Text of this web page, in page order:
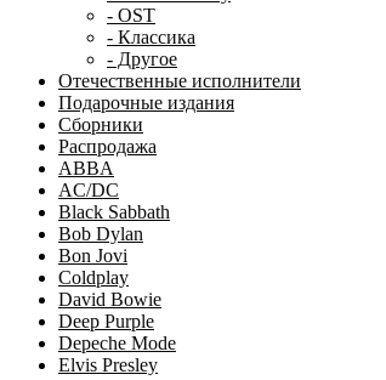
- OST
- Классика
- Другое
Отечественные исполнители
Подарочные издания
Сборники
Распродажа
ABBA
AC/DC
Black Sabbath
Bob Dylan
Bon Jovi
Coldplay
David Bowie
Deep Purple
Depeche Mode
Elvis Presley